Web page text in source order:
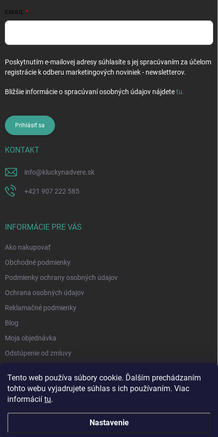
Tento web používa súbory cookie. Ďalším prechádzaním
tohto webu vyjadrujete súhlas s ich používaním. Viac
informácií tu.
Nastavenie
EMAIL
Poskytnutím e-mailovej adresy súhlasíte s jej spracúvaním za účelom
registrácie k odberu marketingových noviniek - newsletterov.
Bližšie informácie o spracúvaní osobných údajov nájdetetu.
Prihlásiť sa
KONTAKT
info@kluckynadvere.sk
+421 907 222 585
INFORMÁCIE PRE VÁS
Ako nakupovať
Obchodné podmienky
Podmienky ochrany osobných údajov
Ochrana osobných údajov
Reklamačné podmienky
Blog
Moja objednávka
Odstúpenie od zmluvy